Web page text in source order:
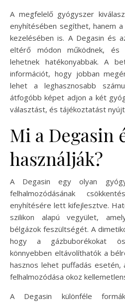
A megfelelő gyógyszer
enyhítésében segíthet, hanem
kezelésében is. A Degasin és
eltérő módon működnek, és
lehetnek hatékonyabbak. A
információt, hogy jobban
lehet a leghasznosabb
átfogóbb képet adjon a két
választást, és tájékoztatást
Mi a Degasin
használják?
A Degasin egy olyan
felhalmozódásának
enyhítésére lett kifejlesztve.
szilikon alapú vegyület,
bélgázok feszültségét. A
hogy a gázbuborékokat
könnyebben eltávolíthatók a
hasznos lehet puffadás
felhalmozódása okoz
A Degasin különféle